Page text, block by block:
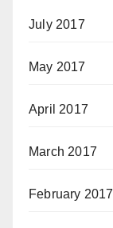
July 2017
May 2017
April 2017
March 2017
February 2017